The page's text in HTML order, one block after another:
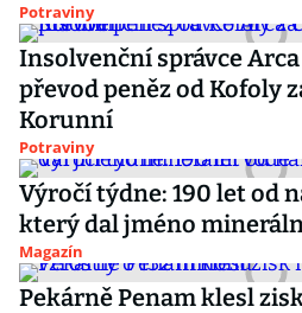
Potraviny
Insolvenční správce
převod peněz od Kofoly
Korunní
Potraviny
Výročí týdne: 190 let od
který dal jméno
Magazín
Pekárně Penam klesl